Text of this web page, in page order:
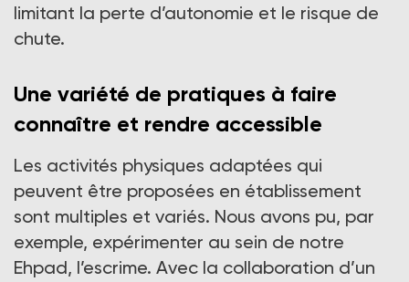
limitant la perte d’autonomie et le risque de
chute.
Une variété de pratiques à faire
connaître et rendre accessible
Les activités physiques adaptées qui
peuvent être proposées en établissement
sont multiples et variés. Nous avons pu, par
exemple, expérimenter au sein de notre
Ehpad, l’escrime. Avec la collaboration d’un